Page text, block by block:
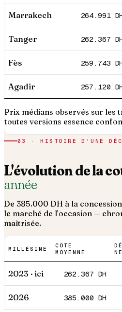
Marrakech 264.991
Tanger 262.367
Fès 259.743
Agadir 257.120
Prix médians observés sur les
toutes versions essence
03 · HISTOIRE D'UNE
L'évolution de la
année
De 385.000 DH à la
le marché de l'occasion —
maîtrisée.
MILLÉSIME
COTE
MOYENNE
2023 · ici 262.367 DH
2026 385.000 DH